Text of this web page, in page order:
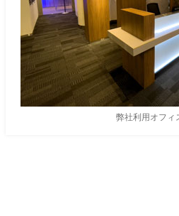
弊社利用オフィ